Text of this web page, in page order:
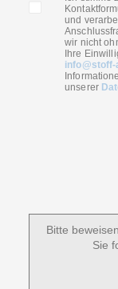
und
wir nicht
Ihre
unserer
Bitte
Sie